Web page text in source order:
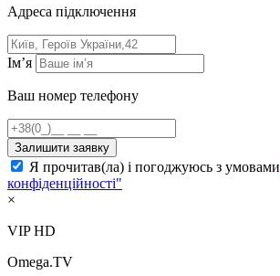
Адресa підключення
Ім’я
Ваш номер телефону
Залишити заявку
Я прочитав(ла) і погоджуюсь з умовами
конфіденційності"
×
VIP HD
Omega.TV